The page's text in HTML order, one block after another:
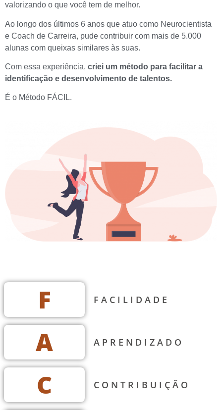
valorizando o que você tem de melhor.
Ao longo dos últimos 6 anos que atuo como Neurocientista
e Coach de Carreira, pude contribuir com mais de 5.000
alunas com queixas similares às suas.
Com essa experiência, criei um método para facilitar a
identificação e desenvolvimento de talentos.
É o Método FÁCIL.
F FACILIDADE
A APRENDIZADO
C CONTRIBUIÇÃO